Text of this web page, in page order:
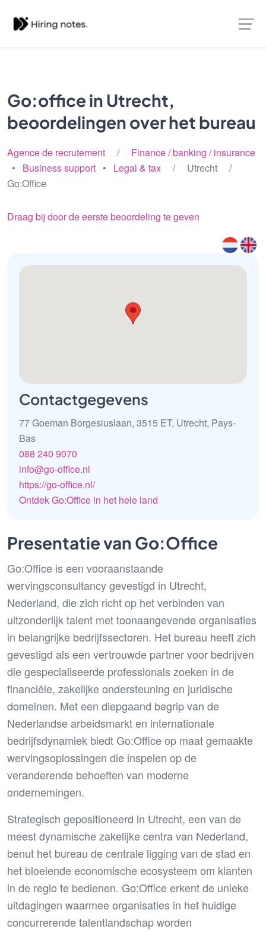
Go:office in Utrecht,
beoordelingen over het bureau
Agence de recrutement / Finance / banking / insurance
• Business support • Legal & tax / Utrecht /
Go:Office
Draag bij door de eerste beoordeling te geven
Contactgegevens
77 Goeman Borgesiuslaan, 3515 ET, Utrecht, Pays-
Bas
088 240 9070
info@go-office.nl
https://go-office.nl/
Ontdek Go:Office in het hele land
Presentatie van Go:Office
Go:Office is een vooraanstaande
wervingsconsultancy gevestigd in Utrecht,
Nederland, die zich richt op het verbinden van
uitzonderlijk talent met toonaangevende organisaties
in belangrijke bedrijfssectoren. Het bureau heeft zich
gevestigd als een vertrouwde partner voor bedrijven
die gespecialiseerde professionals zoeken in de
financiële, zakelijke ondersteuning en juridische
domeinen. Met een diepgaand begrip van de
Nederlandse arbeidsmarkt en internationale
bedrijfsdynamiek biedt Go:Office op maat gemaakte
wervingsoplossingen die inspelen op de
veranderende behoeften van moderne
ondernemingen.
Strategisch gepositioneerd in Utrecht, een van de
meest dynamische zakelijke centra van Nederland,
benut het bureau de centrale ligging van de stad en
het bloeiende economische ecosysteem om klanten
in de regio te bedienen. Go:Office erkent de unieke
uitdagingen waarmee organisaties in het huidige
concurrerende talentlandschap worden